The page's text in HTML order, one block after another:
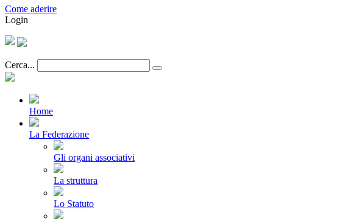
Come aderire
Login
Cerca...
Home
La Federazione
Gli organi associativi
La struttura
Lo Statuto